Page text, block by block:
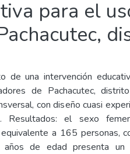
para el
de una intervención
de Pachacutec,
con diseño cuasi
Resultados: el sexo
a 165 personas,
de edad presenta un